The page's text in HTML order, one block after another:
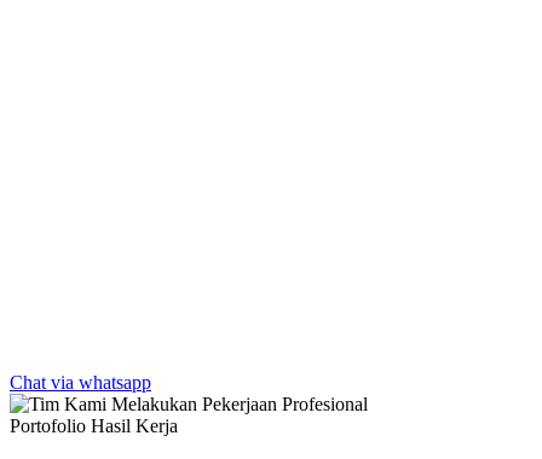
Chat via whatsapp
Portofolio Hasil Kerja